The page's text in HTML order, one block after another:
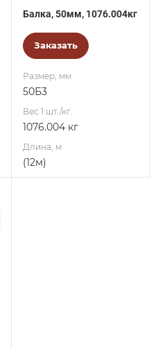
Балка, 50мм, 1076.004кг
Заказать
Размер, мм
50Б3
Вес 1 шт./кг.
1076.004 кг
Длина, м
(12м)